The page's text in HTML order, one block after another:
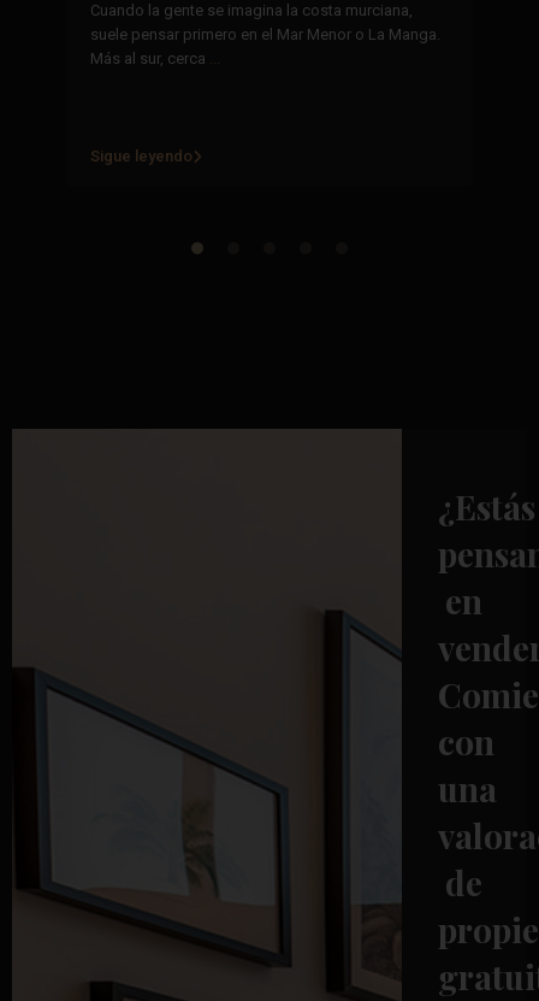
Cuando la gente se imagina la costa murciana,
suele pensar primero en el Mar Menor o La Manga.
Más al sur, cerca ...
Sigue leyendo
¿Estás
en
con
una
de